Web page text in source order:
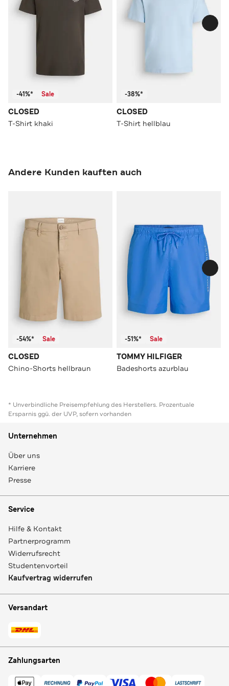
-41%* Sale
CLOSED
T-Shirt khaki
-38%*
CLOSED
T-Shirt hellblau
Andere Kunden kauften auch
-54%* Sale
CLOSED
Chino-Shorts hellbraun
-51%* Sale
TOMMY HILFIGER
Badeshorts azurblau
* Unverbindliche Preisempfehlung des Herstellers. Prozentuale
Ersparnis ggü. der UVP, sofern vorhanden
Unternehmen
Über uns
Karriere
Presse
Service
Hilfe & Kontakt
Partnerprogramm
Widerrufsrecht
Studentenvorteil
Kaufvertrag widerrufen
Versandart
Zahlungsarten